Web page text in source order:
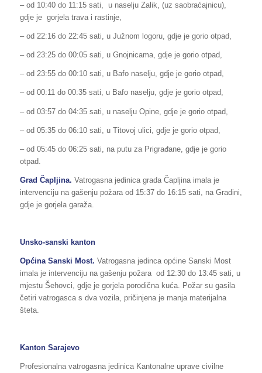
– od 10:40 do 11:15 sati, u naselju Zalik, (uz saobraćajnicu),
gdje je gorjela trava i rastinje,
– od 22:16 do 22:45 sati, u Južnom logoru, gdje je gorio otpad,
– od 23:25 do 00:05 sati, u Gnojnicama, gdje je gorio otpad,
– od 23:55 do 00:10 sati, u Bafo naselju, gdje je gorio otpad,
– od 00:11 do 00:35 sati, u Bafo naselju, gdje je gorio otpad,
– od 03:57 do 04:35 sati, u naselju Opine, gdje je gorio otpad,
– od 05:35 do 06:10 sati, u Titovoj ulici, gdje je gorio otpad,
– od 05:45 do 06:25 sati, na putu za Prigrađane, gdje je gorio
otpad.
Grad Čapljina. Vatrogasna jedinica grada Čapljina imala je
intervenciju na gašenju požara od 15:37 do 16:15 sati, na Gradini,
gdje je gorjela garaža.
Unsko-sanski kanton
Općina Sanski Most. Vatrogasna jedinca općine Sanski Most
imala je intervenciju na gašenju požara od 12:30 do 13:45 sati, u
mjestu Šehovci, gdje je gorjela porodična kuća. Požar su gasila
četiri vatrogasca s dva vozila, pričinjena je manja materijalna
šteta.
Kanton Sarajevo
Profesionalna vatrogasna jedinica Kantonalne uprave civilne